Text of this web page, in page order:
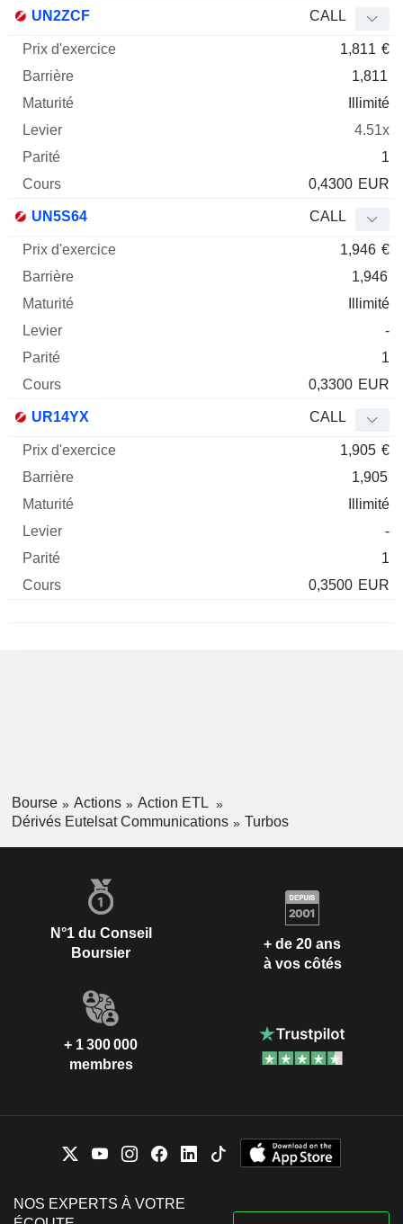
UN2ZCF CALL
1,811 €
1,811
Illimité
4.51x
1
0,4300 EUR
UN5S64 CALL
1,946 €
1,946
Illimité
-
1
0,3300 EUR
UR14YX CALL
1,905 €
1,905
Illimité
-
1
0,3500 EUR
Bourse Actions
Action ETL
Dérivés Eutelsat Communications
Turbos
N°1 du Conseil
Boursier
+ de 20 ans
à vos côtés
+ 1 300 000
membres
NOS EXPERTS À VOTRE